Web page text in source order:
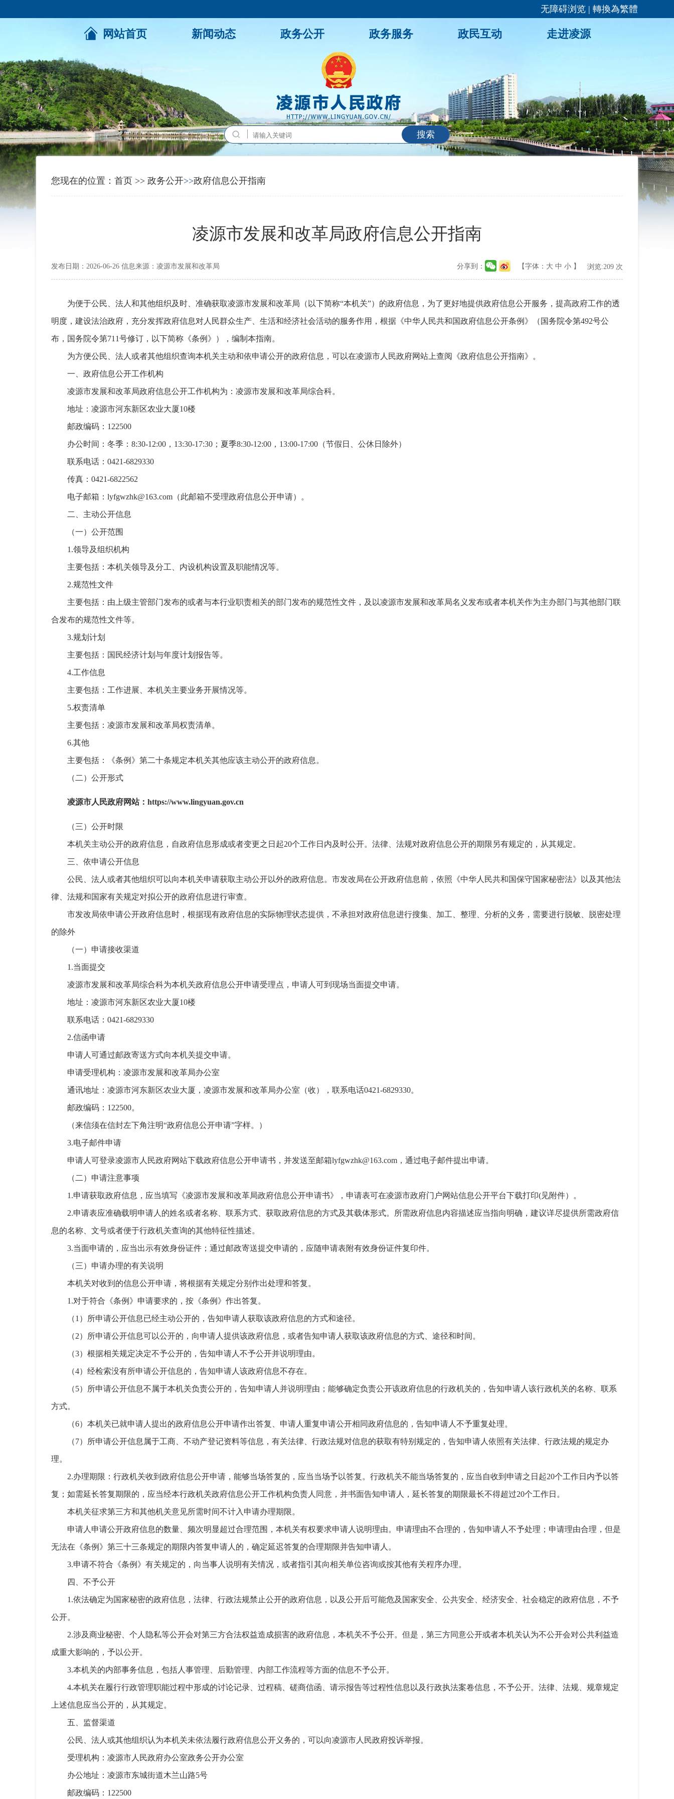
无障碍浏览 | 轉換為繁體
网站首页 新闻动态 政务公开 政务服务 政民互动 走进凌源
搜索
您现在的位置： 首页 >> 政务公开>>政府信息公开指南
凌源市发展和改革局政府信息公开指南
发布日期：2026-06-26 信息来源：凌源市发展和改革局 【字体： 大 中 小 】 浏览:209 次
分享到：
为便于公民、法人和其他组织及时、准确获取凌源市发展和改革局（以下简称“本机关”）的政府信息，为了更好地提供政府信息公开服务，提高政府工作的透
明度，建设法治政府，充分发挥政府信息对人民群众生产、生活和经济社会活动的服务作用，根据《中华人民共和国政府信息公开条例》（国务院令第492号公
布，国务院令第711号修订，以下简称《条例》），编制本指南。
为方便公民、法人或者其他组织查询本机关主动和依申请公开的政府信息，可以在凌源市人民政府网站上查阅《政府信息公开指南》。
一、政府信息公开工作机构
凌源市发展和改革局政府信息公开工作机构为：凌源市发展和改革局综合科。
地址：凌源市河东新区农业大厦10楼
邮政编码：122500
办公时间：冬季：8:30-12:00，13:30-17:30；夏季8:30-12:00，13:00-17:00（节假日、公休日除外）
联系电话：0421-6829330
传真：0421-6822562
电子邮箱：lyfgwzhk@163.com（此邮箱不受理政府信息公开申请）。
二、主动公开信息
（一）公开范围
1.领导及组织机构
主要包括：本机关领导及分工、内设机构设置及职能情况等。
2.规范性文件
主要包括：由上级主管部门发布的或者与本行业职责相关的部门发布的规范性文件，及以凌源市发展和改革局名义发布或者本机关作为主办部门与其他部门联
合发布的规范性文件等。
3.规划计划
主要包括：国民经济计划与年度计划报告等。
4.工作信息
主要包括：工作进展、本机关主要业务开展情况等。
5.权责清单
主要包括：凌源市发展和改革局权责清单。
6.其他
主要包括：《条例》第二十条规定本机关其他应该主动公开的政府信息。
（二）公开形式
凌源市人民政府网站：https://www.lingyuan.gov.cn
（三）公开时限
本机关主动公开的政府信息，自政府信息形成或者变更之日起20个工作日内及时公开。法律、法规对政府信息公开的期限另有规定的，从其规定。
三、依申请公开信息
公民、法人或者其他组织可以向本机关申请获取主动公开以外的政府信息。市发改局在公开政府信息前，依照《中华人民共和国保守国家秘密法》以及其他法
律、法规和国家有关规定对拟公开的政府信息进行审查。
市发改局依申请公开政府信息时，根据现有政府信息的实际物理状态提供，不承担对政府信息进行搜集、加工、整理、分析的义务，需要进行脱敏、脱密处理
的除外
（一）申请接收渠道
1.当面提交
凌源市发展和改革局综合科为本机关政府信息公开申请受理点，申请人可到现场当面提交申请。
地址：凌源市河东新区农业大厦10楼
联系电话：0421-6829330
2.信函申请
申请人可通过邮政寄送方式向本机关提交申请。
申请受理机构：凌源市发展和改革局办公室
通讯地址：凌源市河东新区农业大厦，凌源市发展和改革局办公室（收），联系电话0421-6829330。
邮政编码：122500。
（来信须在信封左下角注明“政府信息公开申请”字样。）
3.电子邮件申请
申请人可登录凌源市人民政府网站下载政府信息公开申请书，并发送至邮箱lyfgwzhk@163.com，通过电子邮件提出申请。
（二）申请注意事项
1.申请获取政府信息，应当填写《凌源市发展和改革局政府信息公开申请书》，申请表可在凌源市政府门户网站信息公开平台下载打印(见附件）。
2.申请表应准确载明申请人的姓名或者名称、联系方式、获取政府信息的方式及其载体形式。所需政府信息内容描述应当指向明确，建议详尽提供所需政府信
息的名称、文号或者便于行政机关查询的其他特征性描述。
3.当面申请的，应当出示有效身份证件；通过邮政寄送提交申请的，应随申请表附有效身份证件复印件。
（三）申请办理的有关说明
本机关对收到的信息公开申请，将根据有关规定分别作出处理和答复。
1.对于符合《条例》申请要求的，按《条例》作出答复。
（1）所申请公开信息已经主动公开的，告知申请人获取该政府信息的方式和途径。
（2）所申请公开信息可以公开的，向申请人提供该政府信息，或者告知申请人获取该政府信息的方式、途径和时间。
（3）根据相关规定决定不予公开的，告知申请人不予公开并说明理由。
（4）经检索没有所申请公开信息的，告知申请人该政府信息不存在。
（5）所申请公开信息不属于本机关负责公开的，告知申请人并说明理由；能够确定负责公开该政府信息的行政机关的，告知申请人该行政机关的名称、联系
方式。
（6）本机关已就申请人提出的政府信息公开申请作出答复、申请人重复申请公开相同政府信息的，告知申请人不予重复处理。
（7）所申请公开信息属于工商、不动产登记资料等信息，有关法律、行政法规对信息的获取有特别规定的，告知申请人依照有关法律、行政法规的规定办
理。
2.办理期限：行政机关收到政府信息公开申请，能够当场答复的，应当当场予以答复。行政机关不能当场答复的，应当自收到申请之日起20个工作日内予以答
复；如需延长答复期限的，应当经本行政机关政府信息公开工作机构负责人同意，并书面告知申请人，延长答复的期限最长不得超过20个工作日。
本机关征求第三方和其他机关意见所需时间不计入申请办理期限。
申请人申请公开政府信息的数量、频次明显超过合理范围，本机关有权要求申请人说明理由。申请理由不合理的，告知申请人不予处理；申请理由合理，但是
无法在《条例》第三十三条规定的期限内答复申请人的，确定延迟答复的合理期限并告知申请人。
3.申请不符合《条例》有关规定的，向当事人说明有关情况，或者指引其向相关单位咨询或按其他有关程序办理。
四、不予公开
1.依法确定为国家秘密的政府信息，法律、行政法规禁止公开的政府信息，以及公开后可能危及国家安全、公共安全、经济安全、社会稳定的政府信息，不予
公开。
2.涉及商业秘密、个人隐私等公开会对第三方合法权益造成损害的政府信息，本机关不予公开。但是，第三方同意公开或者本机关认为不公开会对公共利益造
成重大影响的，予以公开。
3.本机关的内部事务信息，包括人事管理、后勤管理、内部工作流程等方面的信息不予公开。
4.本机关在履行行政管理职能过程中形成的讨论记录、过程稿、磋商信函、请示报告等过程性信息以及行政执法案卷信息，不予公开。法律、法规、规章规定
上述信息应当公开的，从其规定。
五、监督渠道
公民、法人或其他组织认为本机关未依法履行政府信息公开义务的，可以向凌源市人民政府投诉举报。
受理机构：凌源市人民政府办公室政务公开办公室
办公地址：凌源市东城街道木兰山路5号
邮政编码：122500